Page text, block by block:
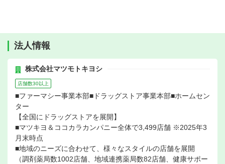
法人情報
株式会社マツモトキヨシ
店舗数30以上
■ファーマシー事業本部■ドラッグストア事業本部■ホームセン
ター
【全国にドラッグストアを展開】
■マツキヨ＆ココカラカンパニー全体で3,499店舗 ※2025年3
月末時点
■地域のニーズに合わせて、様々なスタイルの店舗を展開
（調剤薬局数1002店舗、地域連携薬局数82店舗、健康サポー